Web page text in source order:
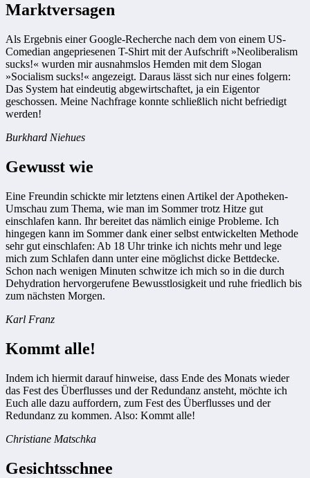
Marktversagen
Als Ergebnis einer Google-Recherche nach dem von einem US-
Comedian angepriesenen T-Shirt mit der Aufschrift »Neoliberalism
sucks!« wurden mir ausnahmslos Hemden mit dem Slogan
»Socialism sucks!« angezeigt. Daraus lässt sich nur eines folgern:
Das System hat eindeutig abgewirtschaftet, ja ein Eigentor
geschossen. Meine Nachfrage konnte schließlich nicht befriedigt
werden!
Burkhard Niehues
Gewusst wie
Eine Freundin schickte mir letztens einen Artikel der Apotheken-
Umschau zum Thema, wie man im Sommer trotz Hitze gut
einschlafen kann. Ihr bereitet das nämlich einige Probleme. Ich
hingegen kann im Sommer dank einer selbst entwickelten Methode
sehr gut einschlafen: Ab 18 Uhr trinke ich nichts mehr und lege
mich zum Schlafen dann unter eine möglichst dicke Bettdecke.
Schon nach wenigen Minuten schwitze ich mich so in die durch
Dehydration hervorgerufene Bewusstlosigkeit und ruhe friedlich bis
zum nächsten Morgen.
Karl Franz
Kommt alle!
Indem ich hiermit darauf hinweise, dass Ende des Monats wieder
das Fest des Überflusses und der Redundanz ansteht, möchte ich
Euch alle dazu auffordern, zum Fest des Überflusses und der
Redundanz zu kommen. Also: Kommt alle!
Christiane Matschka
Gesichtsschnee